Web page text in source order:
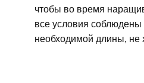
чтобы во время
все условия соблюдены
необходимой длины, не